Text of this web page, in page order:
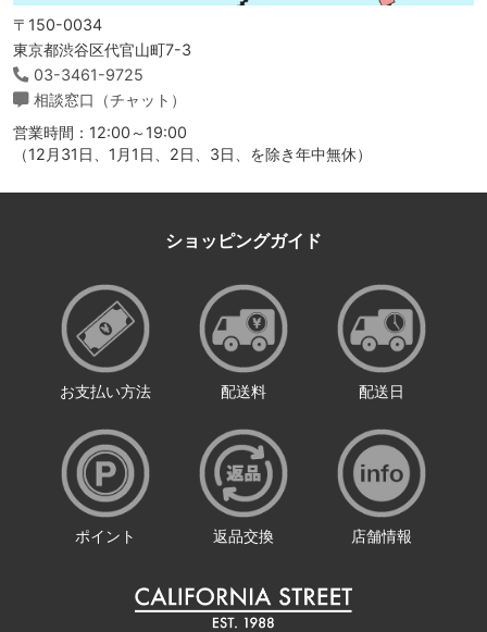
〒150-0034
東京都渋谷区代官山町7-3
03-3461-9725
相談窓口（チャット）
営業時間：12:00～19:00
（12月31日、1月1日、2日、3日、を除き年中無休）
ショッピングガイド
お支払い方法 配送料 配送日
ポイント 返品交換 店舗情報